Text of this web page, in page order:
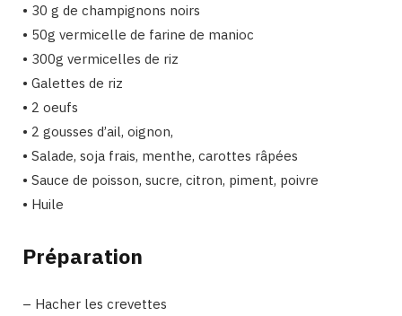
• 30 g de champignons noirs
• 50g vermicelle de farine de manioc
• 300g vermicelles de riz
• Galettes de riz
• 2 oeufs
• 2 gousses d’ail, oignon,
• Salade, soja frais, menthe, carottes râpées
• Sauce de poisson, sucre, citron, piment, poivre
• Huile
Préparation
– Hacher les crevettes